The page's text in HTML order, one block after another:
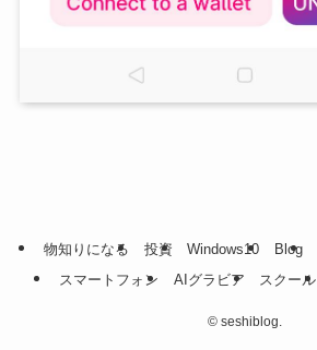
物知りになる 投資 Windows10 Blog
スマートフォン
AIグラビア スクール
© seshiblog.